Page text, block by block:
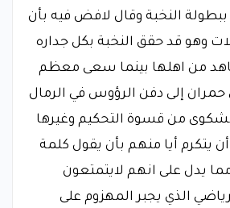
ببطولة النخبة وقال لافض فيه بأن
وهو قد حقق النخبة بكل جداره
من اهلها بينما سعى معظم
حمران إلى دفن الرؤوس في الرمال
من قسوة التحكيم وغيرها
يتكرم أيا منهم بأن يقول كلمة
يدل على انهم لايتمتعون
الذي يجبر المهزوم على